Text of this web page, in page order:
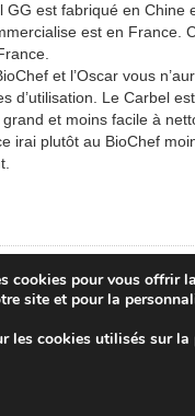
GG est fabriqué en Chine
est en France.
et l’Oscar vous
d’utilisation. Le Carbel
et moins facile à
irai plutôt au BioChef
cookies pour vous offrir
site et pour la
les cookies utilisés sur la